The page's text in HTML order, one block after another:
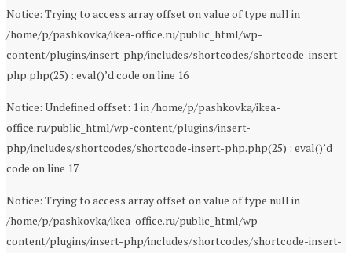
Notice: Trying to access array offset on value of type null in
/home/p/pashkovka/ikea-office.ru/public_html/wp-
content/plugins/insert-php/includes/shortcodes/shortcode-insert-
php.php(25) : eval()’d code on line 16
Notice: Undefined offset: 1 in /home/p/pashkovka/ikea-
office.ru/public_html/wp-content/plugins/insert-
php/includes/shortcodes/shortcode-insert-php.php(25) : eval()’d
code on line 17
Notice: Trying to access array offset on value of type null in
/home/p/pashkovka/ikea-office.ru/public_html/wp-
content/plugins/insert-php/includes/shortcodes/shortcode-insert-